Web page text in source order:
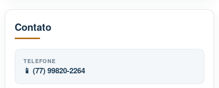
Contato
TELEFONE
📱 (77) 99820-2264